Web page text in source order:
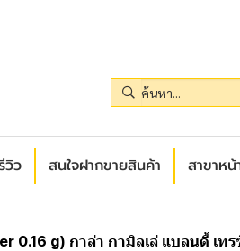
วิว สนใจฝากขายสินค้า สาขาหน้
0.16 g) กาล่า กามิลเล่ แบลนดี้ เท